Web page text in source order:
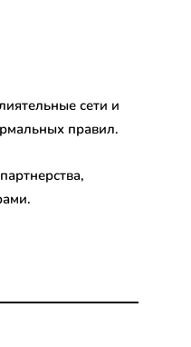
сети и
правил.